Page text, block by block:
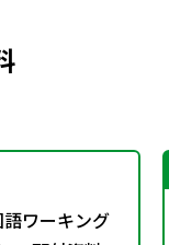
ワーキング